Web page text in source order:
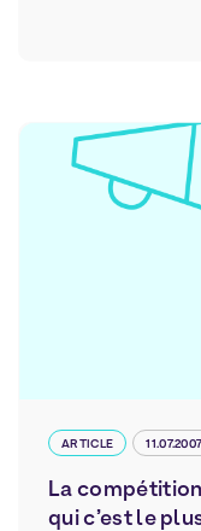
ARTICLE 11.07.2007
La
qui c’est le